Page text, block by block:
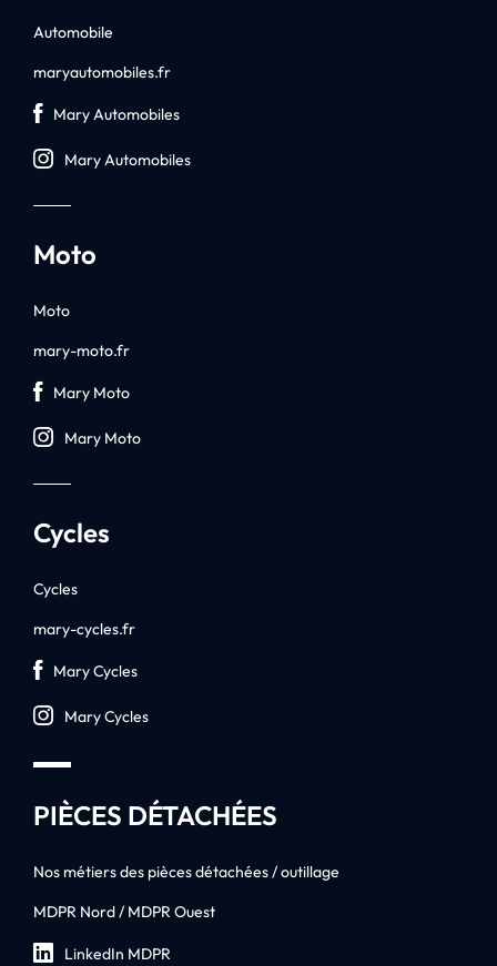
Automobile
maryautomobiles.fr
Mary Automobiles
Mary Automobiles
Moto
Moto
mary-moto.fr
Mary Moto
Mary Moto
Cycles
Cycles
mary-cycles.fr
Mary Cycles
Mary Cycles
PIÈCES DÉTACHÉES
Nos métiers des pièces détachées / outillage
MDPR Nord / MDPR Ouest
LinkedIn MDPR